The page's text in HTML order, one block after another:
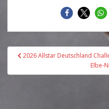
2026 Allstar Deutschland
Elbe-